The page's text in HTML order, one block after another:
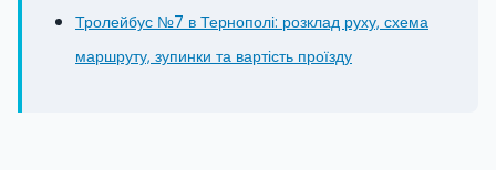
Тролейбус №7 в Тернополі: розклад руху, схема
маршруту, зупинки та вартість проїзду